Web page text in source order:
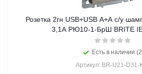
Розетка 2гн USB+USB A+A с/у
3,1А РЮ10-1-БрШ BRITE
Есть в наличии
Артикул: BR-U21-D31-